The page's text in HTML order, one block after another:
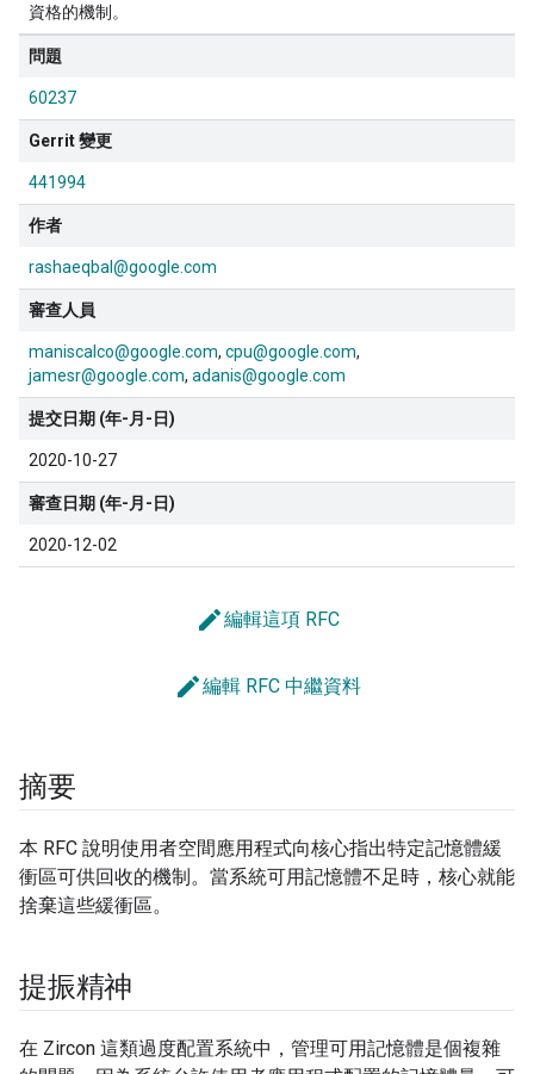
資格的機制。
問題
60237
Gerrit 變更
441994
作者
rashaeqbal@google.com
審查人員
maniscalco@google.com cpu@google.com
jamesr@google.com adanis@google.com
提交日期 (年-月-日)
2020-10-27
審查日期 (年-月-日)
2020-12-02
edit編輯這項 RFC
edit編輯 RFC 中繼資料
摘要
本 RFC 說明使用者空間應用程式向核心指出特定記憶體緩
衝區可供回收的機制。當系統可用記憶體不足時，核心就能
捨棄這些緩衝區。
提振精神
在 Zircon 這類過度配置系統中，管理可用記憶體是個複雜